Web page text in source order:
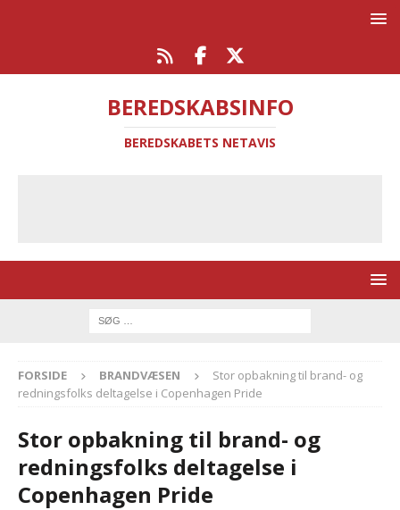
BEREDSKABSINFO
BEREDSKABETS NETAVIS
FORSIDE BRANDVÆSEN
Stor opbakning til brand- og
redningsfolks deltagelse i Copenhagen Pride
Stor opbakning til brand- og
redningsfolks deltagelse i
Copenhagen Pride